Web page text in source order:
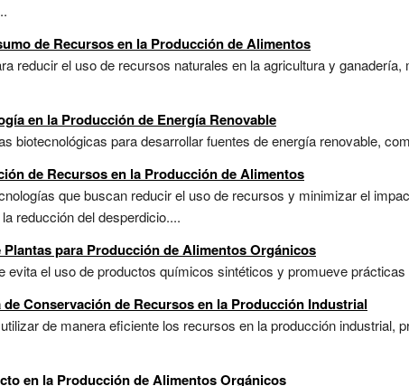
de Recursos en la Producción de Alimentos
reducir el uso de recursos naturales en la agricultura y
en la Producción de Energía Renovable
biotecnológicas para desarrollar fuentes de energía renovable,
de Recursos en la Producción de Alimentos
que buscan reducir el uso de recursos y minimizar el
reducción del desperdicio....
para Producción de Alimentos Orgánicos
evita el uso de productos químicos sintéticos y promueve
de Conservación de Recursos en la Producción Industrial
de manera eficiente los recursos en la producción industrial,
en la Producción de Alimentos Orgánicos